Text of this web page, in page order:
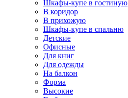
Шкафы-купе в гостиную
В коридор
В прихожую
Шкафы-купе в спальню
Детские
Офисные
Для книг
Для одежды
На балкон
Форма
Высокие